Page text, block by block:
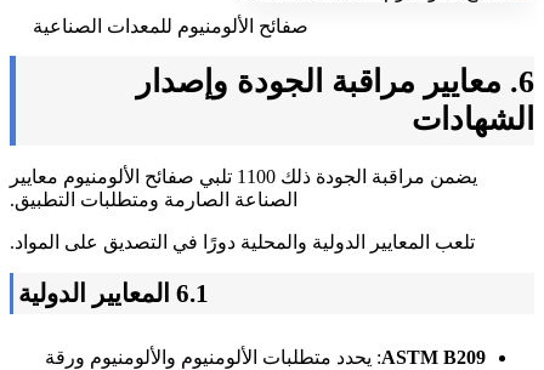
صفائح الألومنيوم للمعدات الصناعية
6. معايير مراقبة الجودة وإصدار
الشهادات
يضمن مراقبة الجودة ذلك 1100 تلبي صفائح الألومنيوم معايير
الصناعة الصارمة ومتطلبات التطبيق.
تلعب المعايير الدولية والمحلية دورًا في التصديق على المواد.
6.1 المعايير الدولية
ASTM B209: يحدد متطلبات الألومنيوم والألومنيوم ورقة